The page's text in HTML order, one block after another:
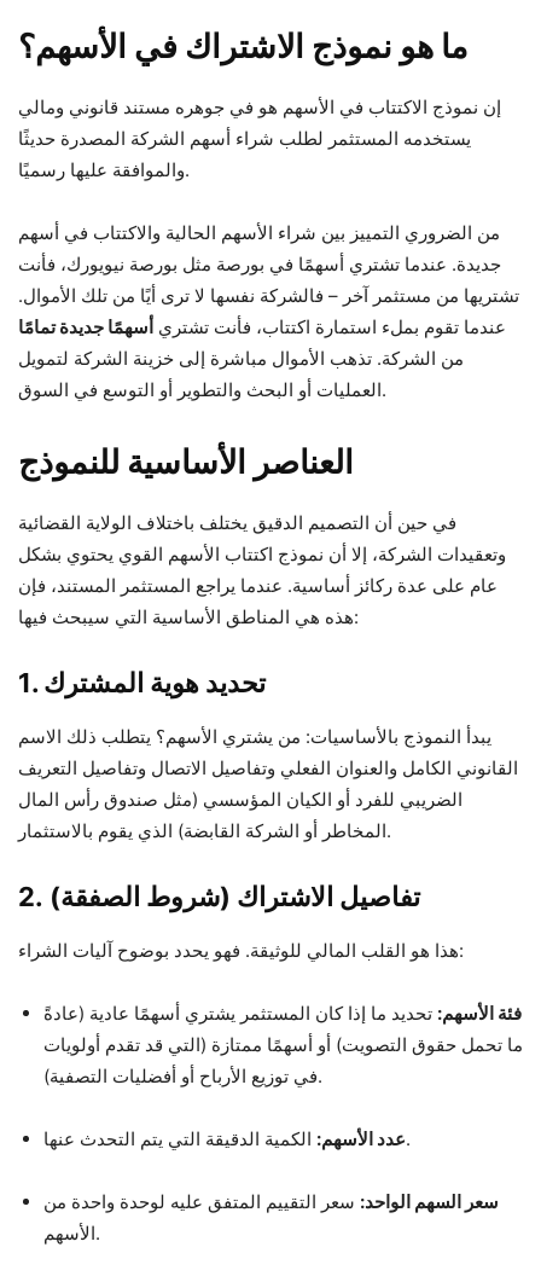
ما هو نموذج الاشتراك في الأسهم؟
إن نموذج الاكتتاب في الأسهم هو في جوهره مستند قانوني ومالي
يستخدمه المستثمر لطلب شراء أسهم الشركة المصدرة حديثًا
والموافقة عليها رسميًا.
من الضروري التمييز بين شراء الأسهم الحالية والاكتتاب في أسهم
جديدة. عندما تشتري أسهمًا في بورصة مثل بورصة نيويورك، فأنت
تشتريها من مستثمر آخر – فالشركة نفسها لا ترى أيًا من تلك الأموال.
عندما تقوم بملء استمارة اكتتاب، فأنت تشتري أسهمًا جديدة تمامًا
من الشركة. تذهب الأموال مباشرة إلى خزينة الشركة لتمويل
العمليات أو البحث والتطوير أو التوسع في السوق.
العناصر الأساسية للنموذج
في حين أن التصميم الدقيق يختلف باختلاف الولاية القضائية
وتعقيدات الشركة، إلا أن نموذج اكتتاب الأسهم القوي يحتوي بشكل
عام على عدة ركائز أساسية. عندما يراجع المستثمر المستند، فإن
هذه هي المناطق الأساسية التي سيبحث فيها:
1. تحديد هوية المشترك
يبدأ النموذج بالأساسيات: من يشتري الأسهم؟ يتطلب ذلك الاسم
القانوني الكامل والعنوان الفعلي وتفاصيل الاتصال وتفاصيل التعريف
الضريبي للفرد أو الكيان المؤسسي (مثل صندوق رأس المال
المخاطر أو الشركة القابضة) الذي يقوم بالاستثمار.
2. تفاصيل الاشتراك (شروط الصفقة)
هذا هو القلب المالي للوثيقة. فهو يحدد بوضوح آليات الشراء:
فئة الأسهم: تحديد ما إذا كان المستثمر يشتري أسهمًا عادية (عادةً
ما تحمل حقوق التصويت) أو أسهمًا ممتازة (التي قد تقدم أولويات
في توزيع الأرباح أو أفضليات التصفية).
عدد الأسهم:الكمية الدقيقة التي يتم التحدث عنها.
سعر السهم الواحد: سعر التقييم المتفق عليه لوحدة واحدة من
الأسهم.